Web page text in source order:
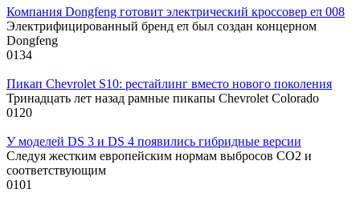
Компания Dongfeng готовит электрический кроссовер eπ 008
Электрифицированный бренд eπ был создан концерном
Dongfeng
0134
Пикап Chevrolet S10: рестайлинг вместо нового поколения
Тринадцать лет назад рамные пикапы Chevrolet Colorado
0120
У моделей DS 3 и DS 4 появились гибридные версии
Следуя жестким европейским нормам выбросов CO2 и
соответствующим
0101